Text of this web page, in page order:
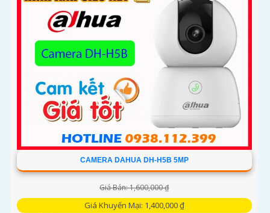
CAMERA DAHUA DH-H5B 5MP
Giá Bán: 1,600,000 ₫
Giá Khuyến Mại: 1,400,000 ₫